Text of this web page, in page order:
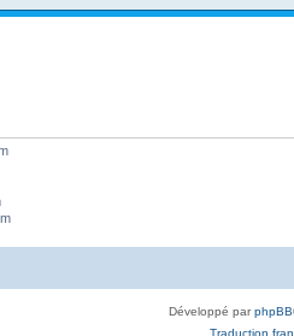
Développé parphpBB
Traduction